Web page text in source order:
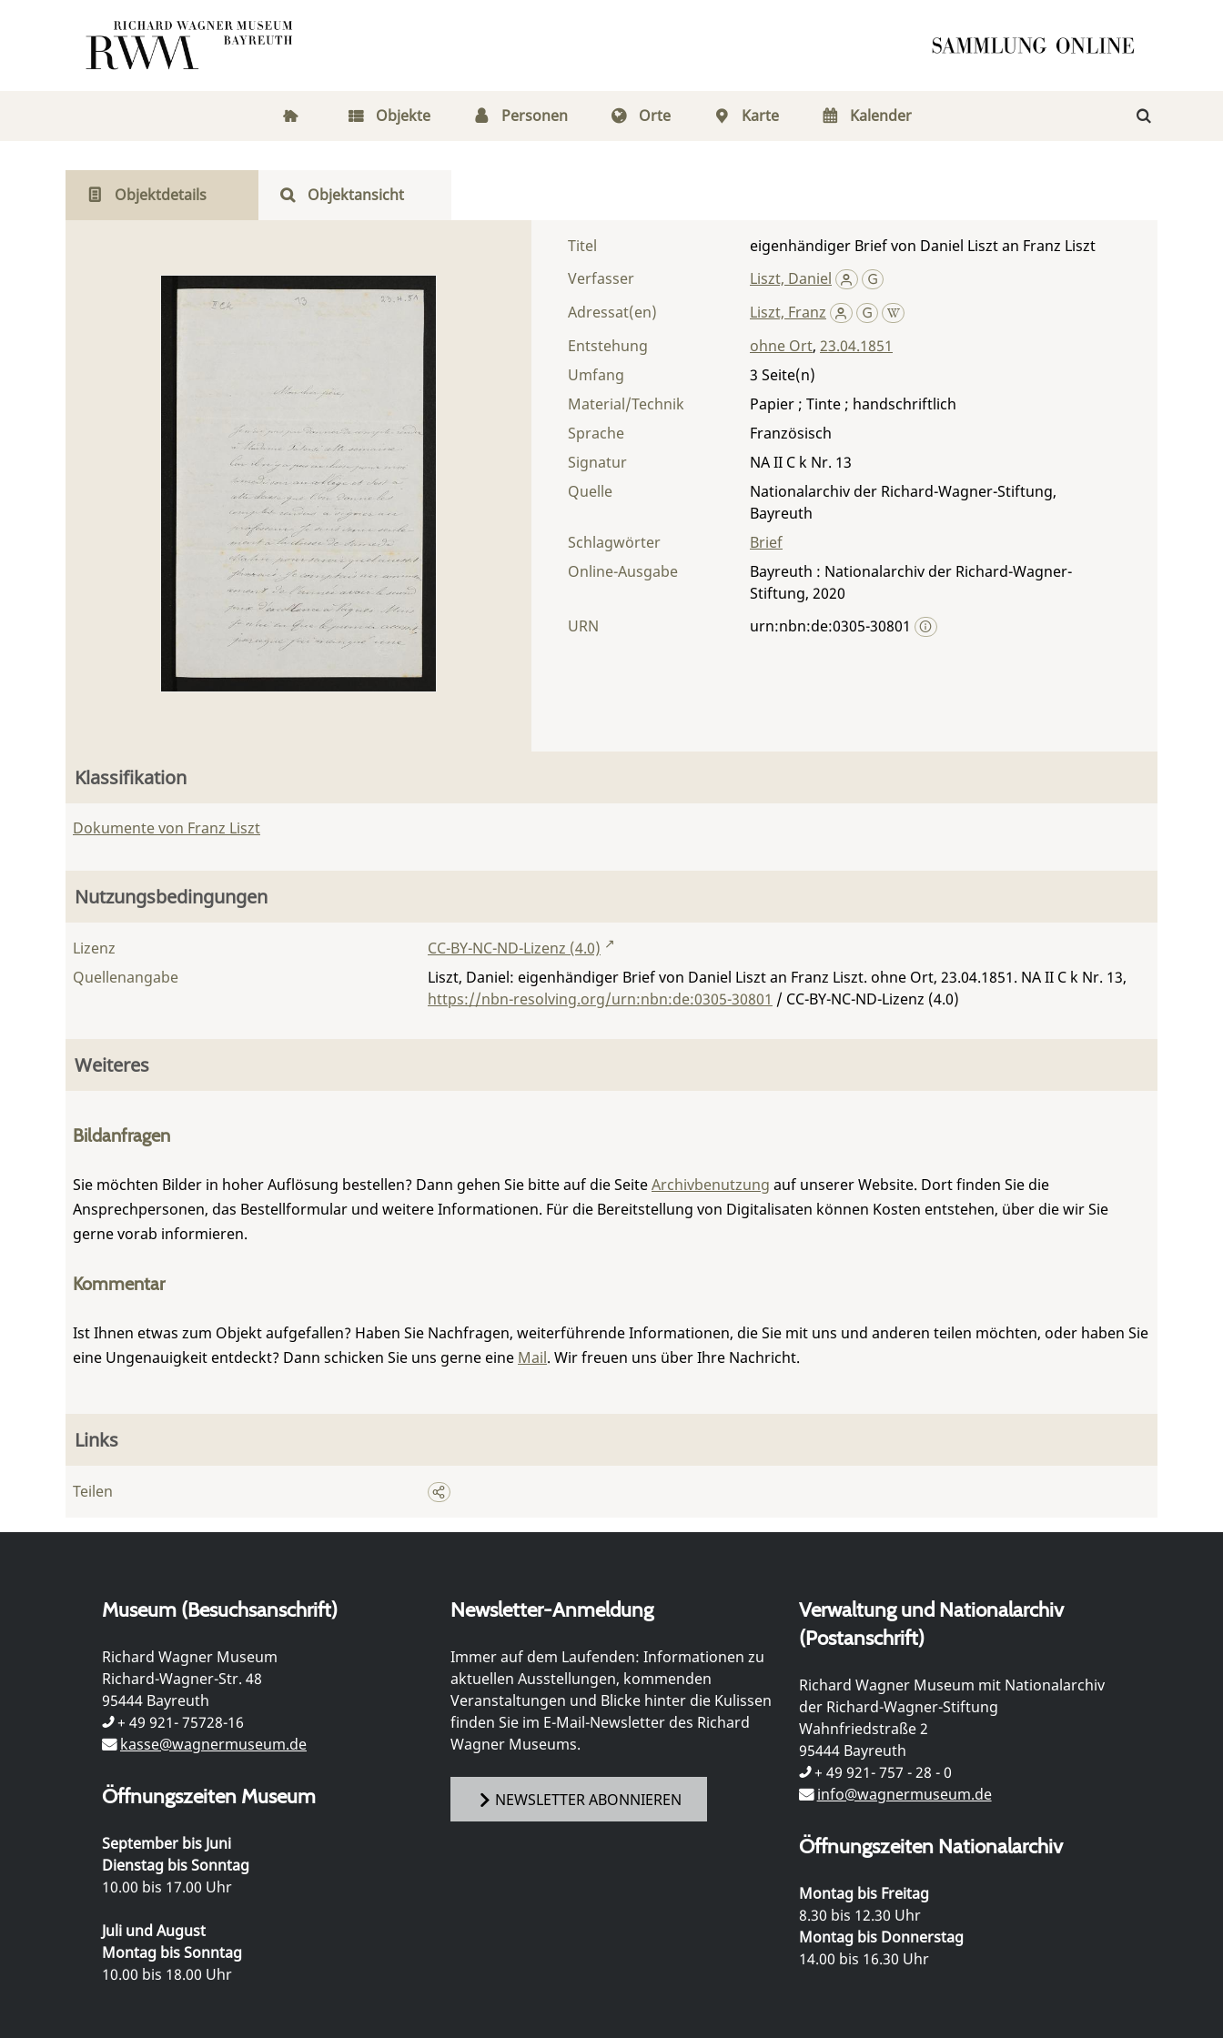
Objekte Personen Orte Karte Kalender
Objektdetails Objektansicht
Titel
eigenhändiger Brief von Daniel Liszt an Franz Liszt
Verfasser
Liszt, Daniel
Adressat(en)
Liszt, Franz
Entstehung
ohne Ort, 23.04.1851
Umfang
3
Material/Technik
Papier ; Tinte ; handschriftlich
Sprache
Französisch
Signatur
NA II C k Nr. 13
Quelle
Nationalarchiv der Richard-Wagner-Stiftung,
Bayreuth
Schlagwörter
Brief
Online-Ausgabe
Bayreuth : Nationalarchiv der Richard-Wagner-
Stiftung, 2020
URN
urn:nbn:de:0305-30801
Klassifikation
Dokumente von Franz Liszt
Nutzungsbedingungen
Lizenz
CC-BY-NC-ND-Lizenz (4.0)
Quellenangabe
Liszt, Daniel: eigenhändiger Brief von Daniel Liszt an Franz Liszt. ohne Ort, 23.04.1851. NA II C k Nr. 13,
https://nbn-resolving.org/urn:nbn:de:0305-30801 / CC-BY-NC-ND-Lizenz (4.0)
Weiteres
Bildanfragen
Sie möchten Bilder in hoher Auflösung bestellen? Dann gehen Sie bitte auf die SeiteArchivbenutzung auf unserer Website. Dort finden Sie die
Ansprechpersonen, das Bestellformular und weitere Informationen. Für die Bereitstellung von Digitalisaten können Kosten entstehen, über die wir Sie
gerne vorab informieren.
Kommentar
Ist Ihnen etwas zum Objekt aufgefallen? Haben Sie Nachfragen, weiterführende Informationen, die Sie mit uns und anderen teilen möchten, oder haben Sie
eine Ungenauigkeit entdeckt? Dann schicken Sie uns gerne eine Mail. Wir freuen uns über Ihre Nachricht.
Links
Teilen
Museum (Besuchsanschrift)
Richard Wagner Museum
Richard-Wagner-Str. 48
95444 Bayreuth
+ 49 921- 75728-16
kasse@wagnermuseum.de
Öffnungszeiten Museum
September bis Juni
Dienstag bis Sonntag
10.00 bis 17.00 Uhr
Juli und August
Montag bis Sonntag
10.00 bis 18.00 Uhr
Newsletter-Anmeldung
Immer auf dem Laufenden: Informationen zu
aktuellen Ausstellungen, kommenden
Veranstaltungen und Blicke hinter die Kulissen
finden Sie im E-Mail-Newsletter des Richard
Wagner Museums.
NEWSLETTER ABONNIEREN
Verwaltung und Nationalarchiv
(Postanschrift)
Richard Wagner Museum mit Nationalarchiv
der Richard-Wagner-Stiftung
Wahnfriedstraße 2
95444 Bayreuth
+ 49 921- 757 - 28 - 0
info@wagnermuseum.de
Öffnungszeiten Nationalarchiv
Montag bis Freitag
8.30 bis 12.30 Uhr
Montag bis Donnerstag
14.00 bis 16.30 Uhr